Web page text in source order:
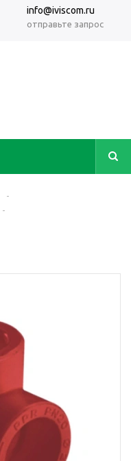
info@iviscom.ru
отправьте запрос
-
-